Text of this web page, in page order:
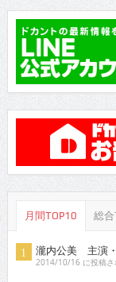
月間TOP10 総合
瀧内公美 主演
2014/10/16 に投稿さ